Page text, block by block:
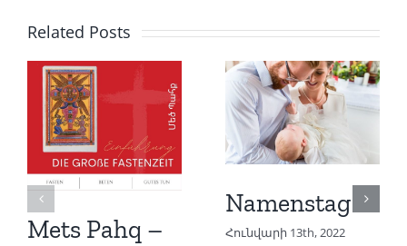
Related Posts
Mets Pahq –
Namenstag
Հունվարի 13th, 2022